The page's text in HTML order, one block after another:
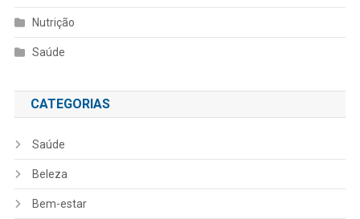
Nutrição
Saúde
CATEGORIAS
Saúde
Beleza
Bem-estar